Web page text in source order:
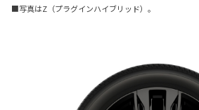
■写真はZ（プラグインハイブリッド）。